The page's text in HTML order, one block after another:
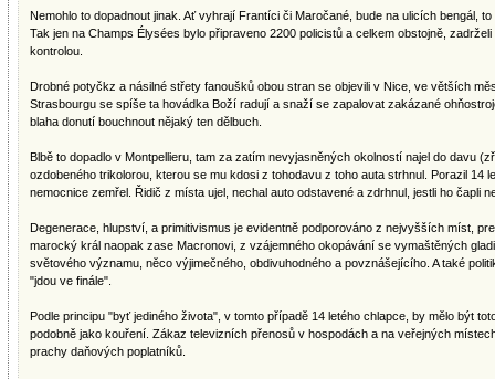
Nemohlo to dopadnout jinak. Ať vyhrají Frantíci či Maročané, bude na ulicích bengál, to
Tak jen na Champs Élysées bylo připraveno 2200 policistů a celkem obstojně,
kontrolou.
Drobné potyčkz a násilné střety fanoušků obou stran se objevili v Nice, ve větších
Strasbourgu se spíše ta hovádka Boží radují a snaží se zapalovat zakázané
blaha donutí bouchnout nějaký ten dělbuch.
Blbě to dopadlo v Montpellieru, tam za zatím nevyjasněných okolností najel do davu
ozdobeného trikolorou, kterou se mu kdosi z tohodavu z toho auta strhnul. Porazil 14
nemocnice zemřel. Řidič z místa ujel, nechal auto odstavené a zdrhnul, jestli ho čapli
Degenerace, hlupství, a primitivismus je evidentně podporováno z nejvyšších míst,
marocký král naopak zase Macronovi, z vzájemného okopávání se vymaštěných
světového významu, něco výjimečného, obdivuhodného a povznášejícího. A také
"jdou ve finále".
Podle principu "byť jediného života", v tomto případě 14 letého chlapce, by mělo být
podobně jako kouření. Zákaz televizních přenosů v hospodách a na veřejných
prachy daňových poplatníků.